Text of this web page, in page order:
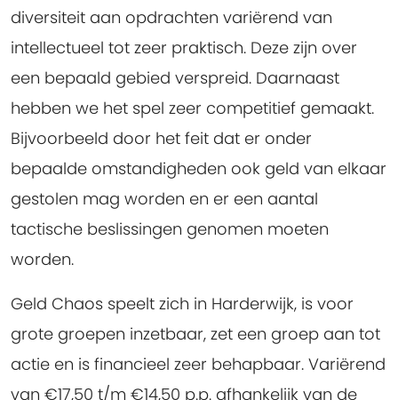
diversiteit aan opdrachten variërend van
intellectueel tot zeer praktisch. Deze zijn over
een bepaald gebied verspreid. Daarnaast
hebben we het spel zeer competitief gemaakt.
Bijvoorbeeld door het feit dat er onder
bepaalde omstandigheden ook geld van elkaar
gestolen mag worden en er een aantal
tactische beslissingen genomen moeten
worden.
Geld Chaos speelt zich in Harderwijk, is voor
grote groepen inzetbaar, zet een groep aan tot
actie en is financieel zeer behapbaar. Variërend
van €17,50 t/m €14,50 p.p. afhankelijk van de